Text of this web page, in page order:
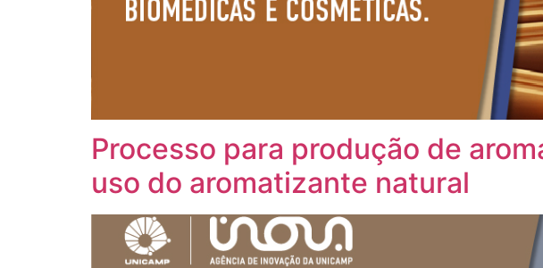
Processo para produção de
uso do aromatizante natural